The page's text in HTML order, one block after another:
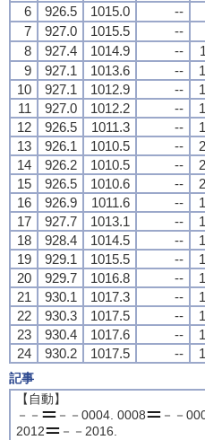
6
926.5 1015.0 --
7
927.0 1015.5 --
8
927.4 1014.9 --
9
927.1 1013.6 --
10
927.1 1012.9 --
11
927.0 1012.2 --
12
926.5 1011.3 --
13
926.1 1010.5 --
14
926.2 1010.5 --
15
926.5 1010.6 --
16
926.9 1011.6 --
17
927.7 1013.1 --
18
928.4 1014.5 --
19
929.1 1015.5 --
20
929.7 1016.8 --
21
930.1 1017.3 --
22
930.3 1017.5 --
23
930.4 1017.6 --
24
930.2 1017.5 --
記事
【自動】
－－
－－0004. 0008 －－
2012
－－2016.